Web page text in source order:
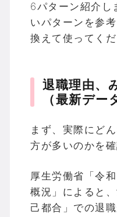
6パターン紹介し
いパターンを参
換えて使ってくだ
退職理由、
（最新デー
まず、実際にど
方が多いのかを
厚生労働省「令
概況」によると
己都合」での退